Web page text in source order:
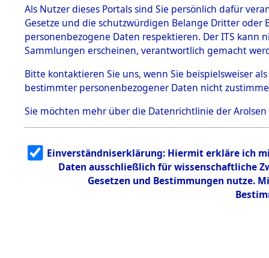
Effekten
1.2.9.1
Effekten aus
dem KZ
Dachau
1.2.9.2
Effekten aus
dem KZ
Bayerisches
1.2.9.3
Effekten aus
dem KZ
Neuengamm Einen Kommentar
Als Nutzer dieses Portals sind Sie persönlich dafür
Gesetze und die schutzwürdigen Belange Dritter
personenbezogene Daten respektieren. Der ITS
Sammlungen erscheinen, verantwortlich gemacht
Bitte kontaktieren Sie uns, wenn Sie beispielsweiser
bestimmter personenbezogener Daten nicht
Sie möchten mehr über die Datenrichtlinie der Arolsen
Einverständniserklärung: Hiermit erkläre ich
Daten ausschließlich für wissenschaftliche
Gesetzen und Bestimmungen nutze.